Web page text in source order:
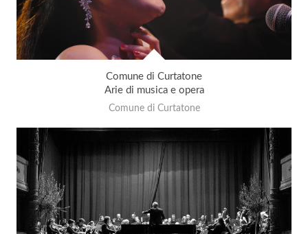
Comune di Curtatone
Arie di musica e opera
Comune di Curtatone